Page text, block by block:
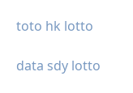
toto hk lotto
data sdy lotto